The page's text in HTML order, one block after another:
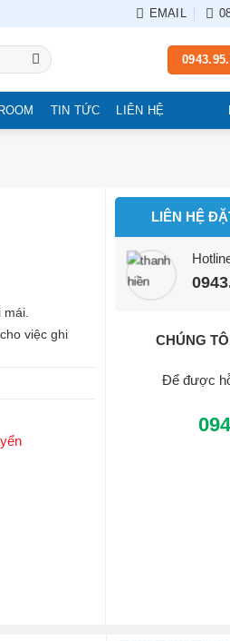
EMAIL
TIN TỨC LIÊN HỆ
việc ghi
LIÊN HỆ
CHÚNG
Để được